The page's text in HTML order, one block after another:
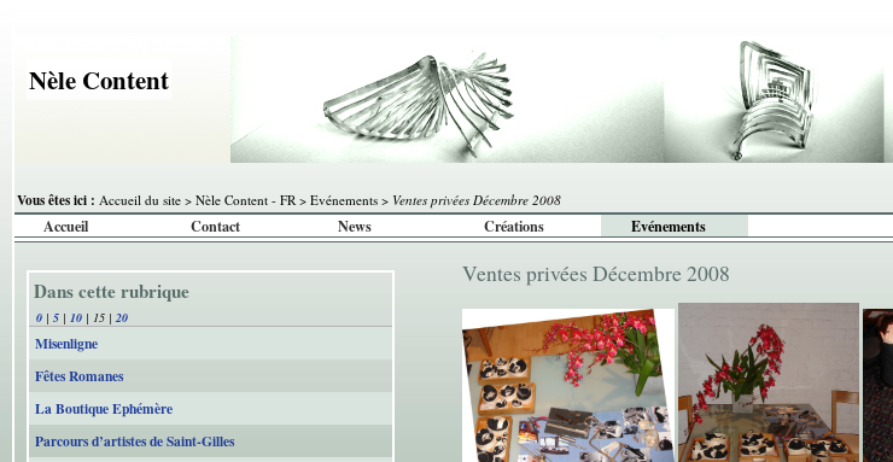
Nèle Content
Vous êtes ici : Accueil du site > Nèle Content - FR > Evénements > Ventes privées Décembre 2008
Accueil Contact News Créations Evénements
Dans cette rubrique
0 | 5 | 10 | 15 | 20
Misenligne
Fêtes Romanes
La Boutique Ephémère
Parcours d’artistes de Saint-Gilles
Ventes privées Décembre 2008